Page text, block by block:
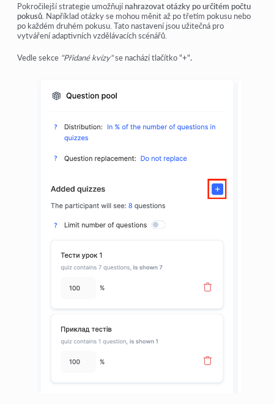
Pokročilejší strategie umožňujínahrazovat otázky po určitém počtu
pokusů . Například otázky se mohou měnit až po třetím pokusu nebo
po každém druhém pokusu. Tato nastavení jsou užitečná pro
vytváření adaptivních vzdělávacích scénářů.
Vedle sekce "Přidané kvízy"se nachází tlačítko "+".